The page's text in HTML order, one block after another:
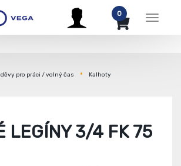
Menu
0
pro práci / volný čas Kalhoty
LEGÍNY 3/4 FK 75